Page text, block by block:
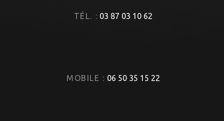
TÉL. : 03 87 03 10 62
MOBILE : 06 50 35 15 22